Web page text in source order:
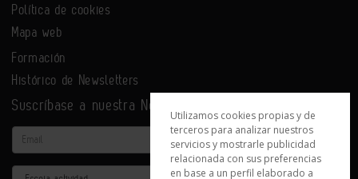
Política de cookies
Mapa web
Formación
Histórico de Newsletters
Suscríbase a nuestra Newsletter
Email
Actividad
Utilizamos cookies propias y de
terceros para analizar nuestros
servicios y mostrarle publicidad
relacionada con sus preferencias
en base a un perfil elaborado a